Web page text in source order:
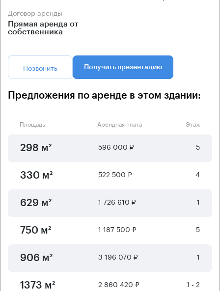
Договор аренды
Прямая аренда от
собственника
Позвонить Получить презентацию
Предложения по аренде в этом здании:
Площадь Арендная плата Этаж
298 м² 596 000 ₽ 5
330 м² 522 500 ₽ 4
629 м² 1 726 610 ₽ 1
750 м² 1 187 500 ₽ 5
906 м² 3 196 070 ₽ 1
1373 м² 2 860 420 ₽ 1 - 2